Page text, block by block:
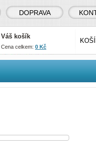
DOPRAVA
Váš košík
Cena celkem: 0 Kč